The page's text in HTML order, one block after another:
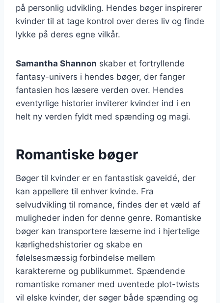
på personlig udvikling. Hendes bøger inspirerer
kvinder til at tage kontrol over deres liv og finde
lykke på deres egne vilkår.
Samantha Shannon skaber et fortryllende
fantasy-univers i hendes bøger, der fanger
fantasien hos læsere verden over. Hendes
eventyrlige historier inviterer kvinder ind i en
helt ny verden fyldt med spænding og magi.
Romantiske bøger
Bøger til kvinder er en fantastisk gaveidé, der
kan appellere til enhver kvinde. Fra
selvudvikling til romance, findes der et væld af
muligheder inden for denne genre. Romantiske
bøger kan transportere læserne ind i hjertelige
kærlighedshistorier og skabe en
følelsesmæssig forbindelse mellem
karaktererne og publikummet. Spændende
romantiske romaner med uventede plot-twists
vil elske kvinder, der søger både spænding og